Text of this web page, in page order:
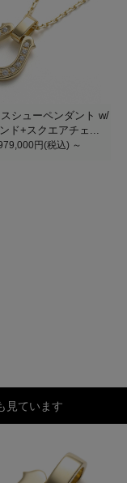
シューペンダント w/
ド+スクエアチェ...
円(税込) ～
見ています